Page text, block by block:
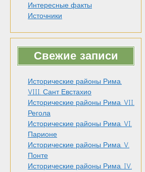
Интересные факты
Источники
Свежие записи
Исторические районы Рима.
VIII. Сант Евстахио
Исторические районы Рима. VII.
Регола
Исторические районы Рима. VI.
Парионе
Исторические районы Рима. V.
Понте
Исторические районы Рима. IV.